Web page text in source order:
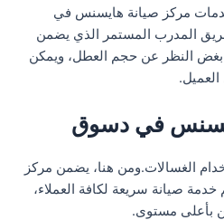
مركز صيانة هايسنس في
المدرب المستمر الذي يضمن
بغض النظر عن حجم العطل، ويمكن
في دسوق
الغسالات.ومن هنا، يضمن مركز
صيانة سريعة لكافة العملاء،
بأعلى مستوى.